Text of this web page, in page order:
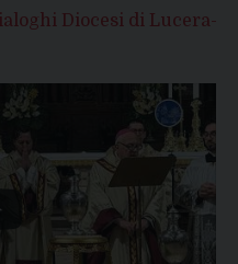
Diocesi di Lucera-